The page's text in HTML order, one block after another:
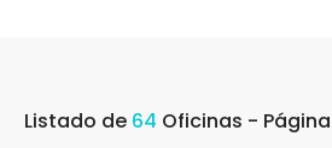
Listado de 64 Oficinas - Página